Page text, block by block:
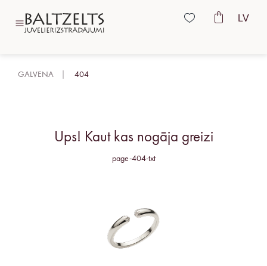
LV
GALVENA 404
Ups! Kaut kas nogāja greizi
page-404-txt